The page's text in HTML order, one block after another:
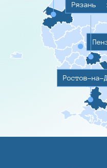
Ростов-на-
Рязань